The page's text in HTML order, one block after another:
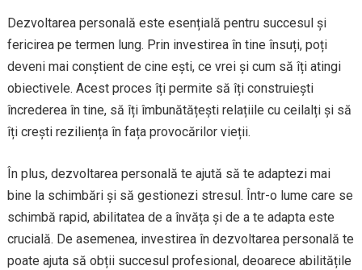
Dezvoltarea personală este esențială pentru succesul și
fericirea pe termen lung. Prin investirea în tine însuți, poți
deveni mai conștient de cine ești, ce vrei și cum să îți atingi
obiectivele. Acest proces îți permite să îți construiești
încrederea în tine, să îți îmbunătățești relațiile cu ceilalți și să
îți crești reziliența în fața provocărilor vieții.
În plus, dezvoltarea personală te ajută să te adaptezi mai
bine la schimbări și să gestionezi stresul. Într-o lume care se
schimbă rapid, abilitatea de a învăța și de a te adapta este
crucială. De asemenea, investirea în dezvoltarea personală te
poate ajuta să obții succesul profesional, deoarece abilitățile